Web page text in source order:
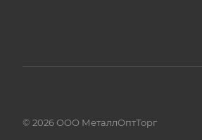
© 2026 ООО МеталлОптТорг